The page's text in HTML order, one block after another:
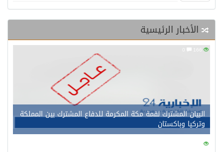
الأخبار الرئيسية
البيان المشترك لقمة مكة المكرمة للدفاع المشترك بين المملكة
وتركيا وباكستان
161